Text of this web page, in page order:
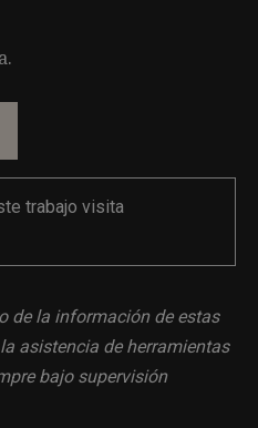
trabajo visita
de la información de estas
asistencia de herramientas
bajo supervisión